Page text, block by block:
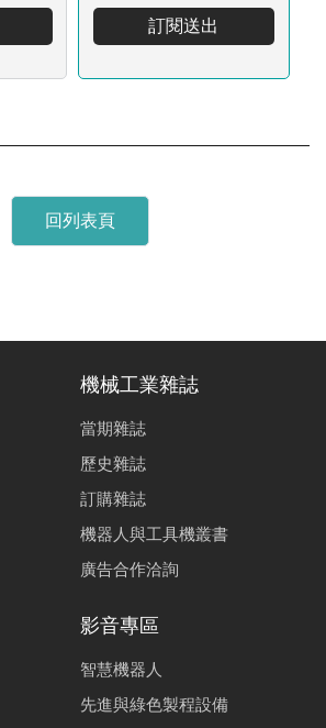
訂閱送出
回列表頁
機械工業雜誌
當期雜誌
歷史雜誌
訂購雜誌
機器人與工具機叢書
廣告合作洽詢
影音專區
智慧機器人
先進與綠色製程設備